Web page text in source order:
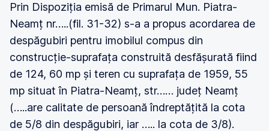
Prin Dispoziția emisă de Primarul Mun. Piatra-
Neamț nr…..(fil. 31-32) s-a a propus acordarea de
despăgubiri pentru imobilul compus din
construcție-suprafața construită desfășurată fiind
de 124, 60 mp și teren cu suprafața de 1959, 55
mp situat în Piatra-Neamț, str…… județ Neamț
(…..are calitate de persoană îndreptățită la cota
de 5/8 din despăgubiri, iar ….. la cota de 3/8).